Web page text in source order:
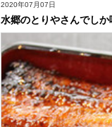
2020年07月07日
水郷のとりやさんでし